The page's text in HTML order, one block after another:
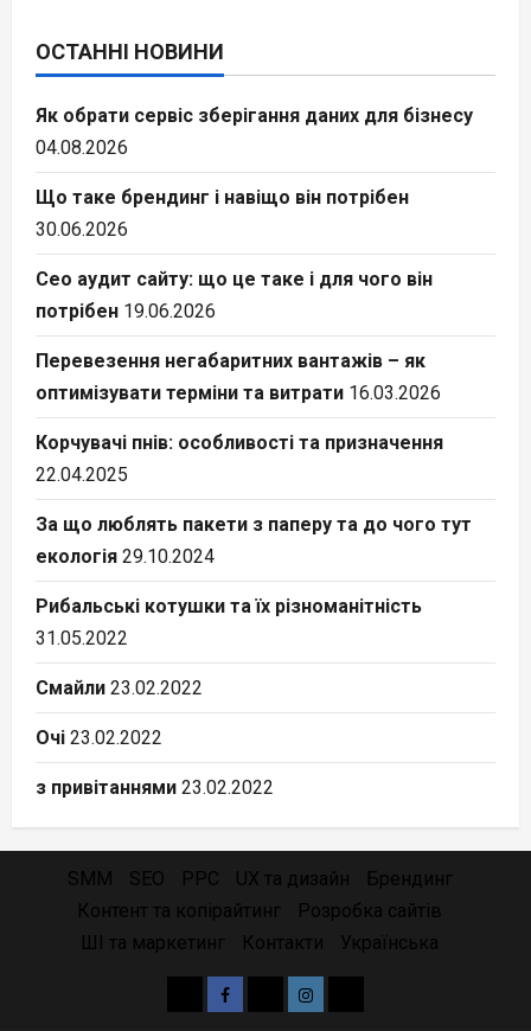
ОСТАННІ НОВИНИ
Як обрати сервіс зберігання даних для бізнесу
04.08.2026
Що таке брендинг і навіщо він потрібен
30.06.2026
Сео аудит сайту: що це таке і для чого він
потрібен 19.06.2026
Перевезення негабаритних вантажів – як
оптимізувати терміни та витрати 16.03.2026
Корчувачі пнів: особливості та призначення
22.04.2025
За що люблять пакети з паперу та до чого тут
екологія 29.10.2024
Рибальські котушки та їх різноманітність
31.05.2022
Смайли 23.02.2022
Очі 23.02.2022
з привітаннями 23.02.2022
SMM SEO PPC UX та дизайн
Брендинг
Контент та копірайтинг
Розробка сайтів
ШІ та маркетинг
Контакти Українська
Facebook
TwitterInstagram